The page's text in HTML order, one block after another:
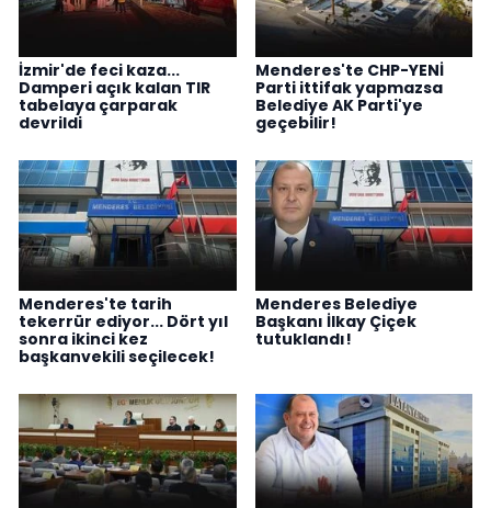
İzmir'de feci kaza...
Damperi açık kalan TIR
tabelaya çarparak
devrildi
Menderes'te CHP-YENİ
Parti ittifak yapmazsa
Belediye AK Parti'ye
geçebilir!
Menderes'te tarih
tekerrür ediyor... Dört yıl
sonra ikinci kez
başkanvekili seçilecek!
Menderes Belediye
Başkanı İlkay Çiçek
tutuklandı!